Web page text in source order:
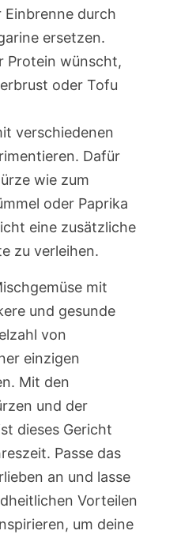
durch
ersetzen.
Protein wünscht,
oder Tofu
verschiedenen
Dafür
wie zum
oder Paprika
eine zusätzliche
zu verleihen.
mit
und gesunde
von
einzigen
Mit den
und der
dieses Gericht
Passe das
an und lasse
Vorteilen
um deine